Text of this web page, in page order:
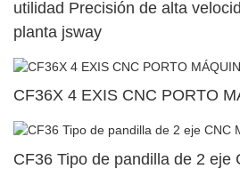
utilidad Precisión de alta
planta jsway
CF36X 4 EXIS CNC PORTO
CF36 Tipo de pandilla de 2 eje